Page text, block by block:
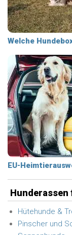
Welche
EU-
Hunderassen
Hütehunde &
Pinscher und